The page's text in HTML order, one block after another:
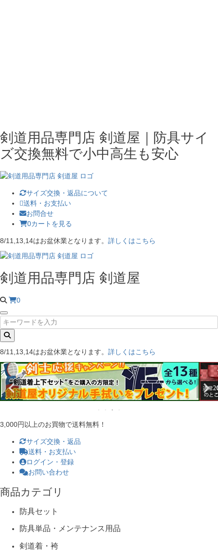
剣道用品専門店 剣道屋｜防具サイ
ズ交換無料で小中高生も安心
サイズ交換・返品について
送料・お支払い
お問合せ
0カートを見る
8/11,13,14はお盆休業となります。 詳しくはこちら
剣道用品専門店 剣道屋
0
8/11,13,14はお盆休業となります。 詳しくはこちら
3,000円以上のお買物で送料無料！
サイズ交換・返品
送料・お支払い
ログイン・登録
お問い合わせ
商品カテゴリ
防具セット
防具単品・メンテナンス用品
剣道着・袴